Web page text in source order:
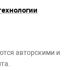
авторскими и